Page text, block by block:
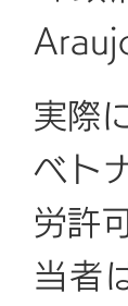
実際
ベト
労許
当者